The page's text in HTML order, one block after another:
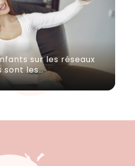
sur les réseaux
sont les…